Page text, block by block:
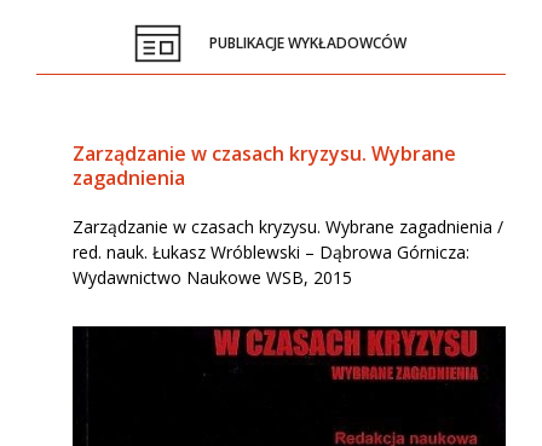
PUBLIKACJE WYKŁADOWCÓW
Zarządzanie w czasach kryzysu. Wybrane
zagadnienia
Zarządzanie w czasach kryzysu. Wybrane zagadnienia /
red. nauk. Łukasz Wróblewski – Dąbrowa Górnicza:
Wydawnictwo Naukowe WSB, 2015